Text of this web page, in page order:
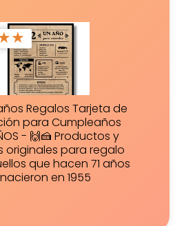
★
Regalos Tarjeta de
para Cumpleaños
- 🙌🍰 Productos y
originales para regalo
que hacen 71 años
en 1955